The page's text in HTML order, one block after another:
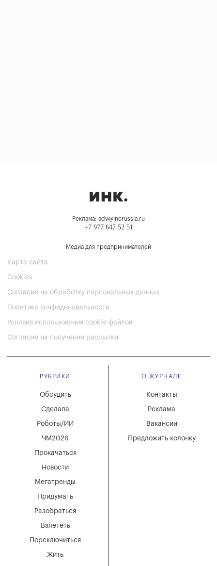
Реклама: adv@incrussia.ru
+7 977 647 52 51
Медиа для предпринимателей
Карта сайта
Cookies
Согласие на обработку персональных данных
Политика конфиденциальности
Условия использования cookie-файлов
Согласие на получение рассылки
РУБРИКИ
Мегатренды
Придумать
Разобраться
Взлететь
Новости
Переключиться
Жить
Обсудить
Сделала
Роботы/ИИ
ЧМ2026
Прокачаться
О ЖУРНАЛЕ
Вакансии
Реклама
Контакты
Предложить колонку